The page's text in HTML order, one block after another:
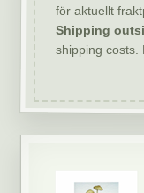
för aktuellt
Shipping
shipping costs.